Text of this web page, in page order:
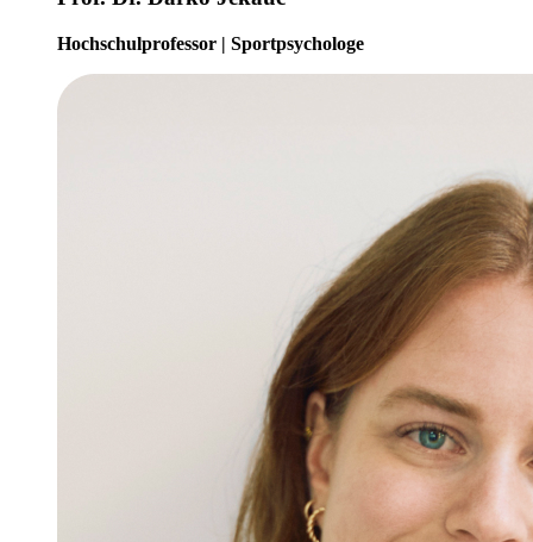
Hochschulprofessor | Sportpsychologe